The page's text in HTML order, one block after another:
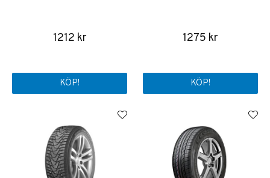
1212 kr
KÖP!
1275 kr
KÖP!